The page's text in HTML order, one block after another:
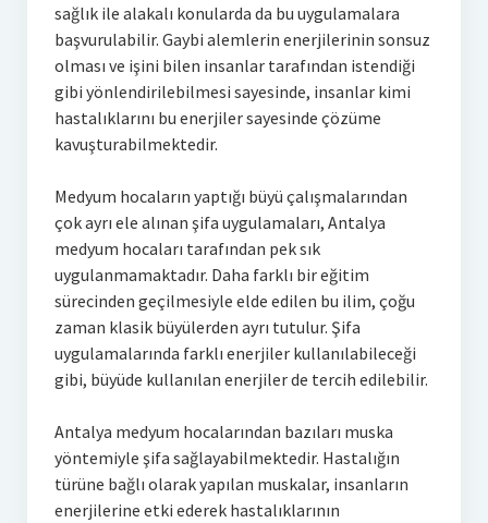
sağlık ile alakalı konularda da bu uygulamalara
başvurulabilir. Gaybi alemlerin enerjilerinin sonsuz
olması ve işini bilen insanlar tarafından istendiği
gibi yönlendirilebilmesi sayesinde, insanlar kimi
hastalıklarını bu enerjiler sayesinde çözüme
kavuşturabilmektedir.
Medyum hocaların yaptığı büyü çalışmalarından
çok ayrı ele alınan şifa uygulamaları, Antalya
medyum hocaları tarafından pek sık
uygulanmamaktadır. Daha farklı bir eğitim
sürecinden geçilmesiyle elde edilen bu ilim, çoğu
zaman klasik büyülerden ayrı tutulur. Şifa
uygulamalarında farklı enerjiler kullanılabileceği
gibi, büyüde kullanılan enerjiler de tercih edilebilir.
Antalya medyum hocalarından bazıları muska
yöntemiyle şifa sağlayabilmektedir. Hastalığın
türüne bağlı olarak yapılan muskalar, insanların
enerjilerine etki ederek hastalıklarının